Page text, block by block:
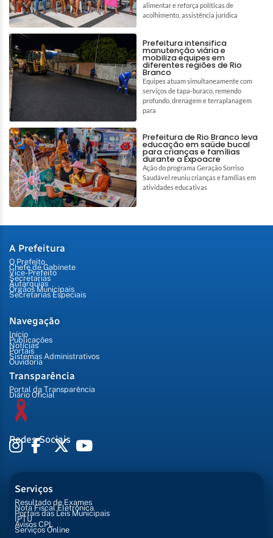
alimentar e reforça políticas de
acolhimento, assistência jurídica
Prefeitura intensifica
manutenção viária e
mobiliza equipes em
diferentes regiões de Rio
Branco
Equipes atuam simultaneamente com
serviços de tapa-buraco, remendo
profundo, drenagem e terraplanagem
para
Prefeitura de Rio Branco leva
educação em saúde bucal
para crianças e famílias
durante a Expoacre
Ação do programa Geração Sorriso
Saudável reuniu crianças e famílias em
atividades educativas
A Prefeitura
O Prefeito
Chefe de Gabinete
Vice-Prefeito
Secretarias
Autarquias
Órgãos Municipais
Secretarias Especiais
Navegação
Início
Publicações
Notícias
Portais
Sistemas Administrativos
Ouvidoria
Transparência
Portal da Transparência
Diário Oficial
Redes Sociais
Serviços
Resultado de Exames
Nota Fiscal Eletrônica
Portais das Leis Municipais
IPTU
Avisos CPL
Serviços Online